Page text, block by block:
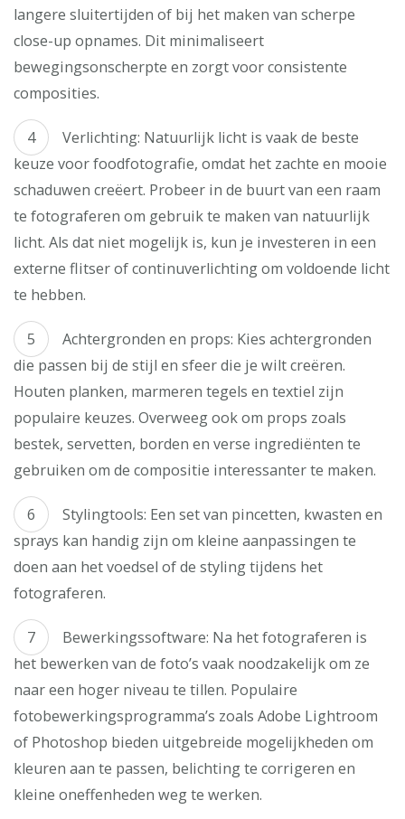
langere sluitertijden of bij het maken van scherpe
close-up opnames. Dit minimaliseert
bewegingsonscherpte en zorgt voor consistente
composities.
Verlichting: Natuurlijk licht is vaak de beste
keuze voor foodfotografie, omdat het zachte en mooie
schaduwen creëert. Probeer in de buurt van een raam
te fotograferen om gebruik te maken van natuurlijk
licht. Als dat niet mogelijk is, kun je investeren in een
externe flitser of continuverlichting om voldoende licht
te hebben.
Achtergronden en props: Kies achtergronden
die passen bij de stijl en sfeer die je wilt creëren.
Houten planken, marmeren tegels en textiel zijn
populaire keuzes. Overweeg ook om props zoals
bestek, servetten, borden en verse ingrediënten te
gebruiken om de compositie interessanter te maken.
Stylingtools: Een set van pincetten, kwasten en
sprays kan handig zijn om kleine aanpassingen te
doen aan het voedsel of de styling tijdens het
fotograferen.
Bewerkingssoftware: Na het fotograferen is
het bewerken van de foto’s vaak noodzakelijk om ze
naar een hoger niveau te tillen. Populaire
fotobewerkingsprogramma’s zoals Adobe Lightroom
of Photoshop bieden uitgebreide mogelijkheden om
kleuren aan te passen, belichting te corrigeren en
kleine oneffenheden weg te werken.